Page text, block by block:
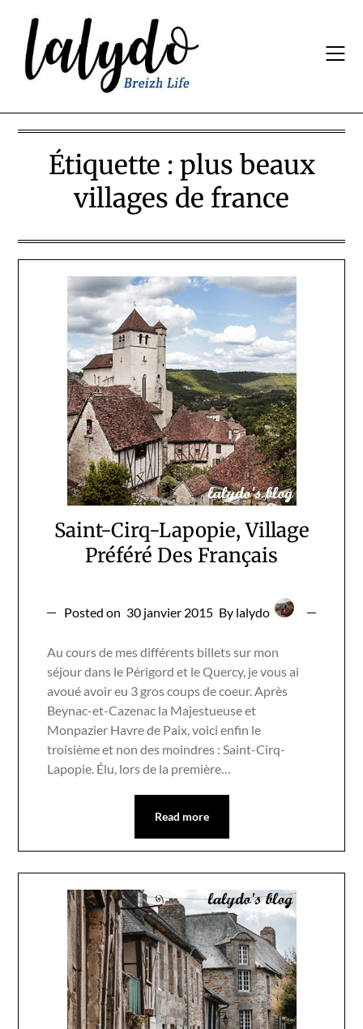
content
Étiquette : plus beaux
villages de france
Saint-Cirq-Lapopie, Village
Préféré Des Français
Posted on 30 janvier 2015 By lalydo
Au cours de mes différents billets sur mon
séjour dans le Périgord et le Quercy, je vous ai
avoué avoir eu 3 gros coups de coeur. Après
Beynac-et-Cazenac la Majestueuse et
Monpazier Havre de Paix, voici enfin le
troisième et non des moindres : Saint-Cirq-
Lapopie. Élu, lors de la première…
Read more